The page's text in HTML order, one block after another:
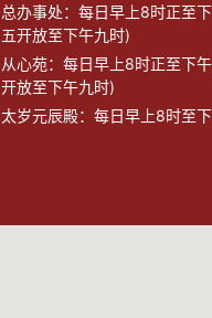
总办事处：每日早上8时正至
五开放至下午九时)
从心苑：每日早上8时正至下
开放至下午九时)
太岁元辰殿：每日早上8时至